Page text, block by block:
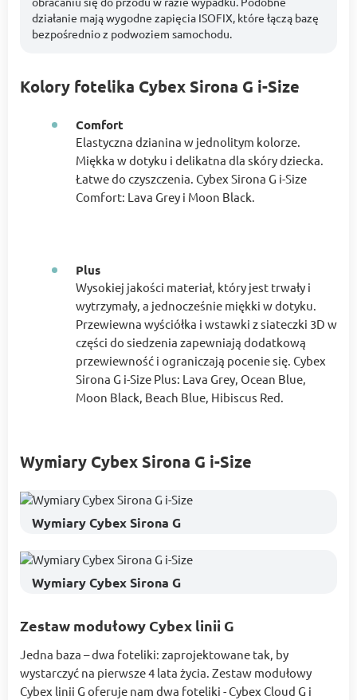
działanie mają wygodne zapięcia ISOFIX, które łączą bazę
bezpośrednio z podwoziem samochodu.
Kolory fotelika Cybex Sirona G i-Size
Comfort
Elastyczna dzianina w jednolitym kolorze.
Miękka w dotyku i delikatna dla skóry dziecka.
Łatwe do czyszczenia. Cybex Sirona G i-Size
Comfort: Lava Grey i Moon Black.
Plus
Wysokiej jakości materiał, który jest trwały i
wytrzymały, a jednocześnie miękki w dotyku.
Przewiewna wyściółka i wstawki z siateczki 3D w
części do siedzenia zapewniają dodatkową
przewiewność i ograniczają pocenie się. Cybex
Sirona G i-Size Plus: Lava Grey, Ocean Blue,
Moon Black, Beach Blue, Hibiscus Red.
Wymiary Cybex Sirona G i-Size
Wymiary Cybex Sirona G
Wymiary Cybex Sirona G
Zestaw modułowy Cybex linii G
Jedna baza – dwa foteliki: zaprojektowane tak, by
wystarczyć na pierwsze 4 lata życia. Zestaw modułowy
Cybex linii G oferuje nam dwa foteliki - Cybex Cloud G i